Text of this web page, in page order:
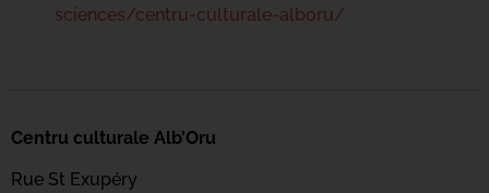
sciences/centru-culturale-alboru/
Centru culturale Alb’Oru
Rue St Exupéry